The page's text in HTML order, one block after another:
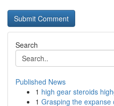
Search
Published News
1 high gear steroids
1 Grasping the expanse